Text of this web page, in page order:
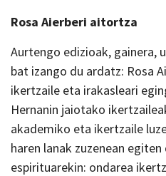
Rosa Aierberi aitortza
Aurtengo edizioak, gainera,
bat izango du ardatz: Rosa
ikertzaile eta irakasleari
Hernanin jaiotako
akademiko eta ikertzaile
haren lanak zuzenean
espirituarekin: ondarea